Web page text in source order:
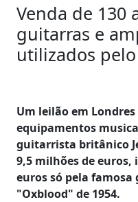
Venda de 130
guitarras e
utilizados
Um leilão em
equipamentos
guitarrista britânico
9,5 milhões de
euros só pela famosa
"Oxblood" de 1954.